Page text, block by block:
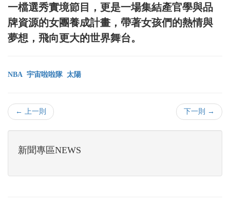
一檔選秀實境節目，更是一場集結產官學與品
牌資源的女團養成計畫，帶著女孩們的熱情與
夢想，飛向更大的世界舞台。
NBA 宇宙啦啦隊 太陽
← 上一則 下一則 →
新聞專區NEWS